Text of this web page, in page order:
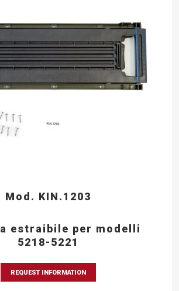
Mod. KIN.1203
estraibile per modelli
5218-5221
REQUEST INFORMATION